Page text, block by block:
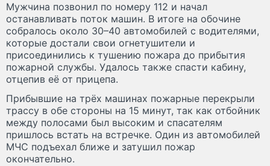
Мужчина позвонил по номеру 112 и начал
останавливать поток машин. В итоге на обочине
собралось около 30–40 автомобилей с водителями,
которые достали свои огнетушители и
присоединились к тушению пожара до прибытия
пожарной службы. Удалось также спасти кабину,
отцепив её от прицепа.
Прибывшие на трёх машинах пожарные перекрыли
трассу в обе стороны на 15 минут, так как отбойник
между полосами был высоким и спасателям
пришлось встать на встречке. Один из автомобилей
МЧС подъехал ближе и затушил пожар
окончательно.